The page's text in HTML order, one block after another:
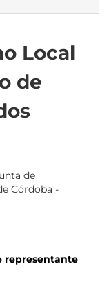
Local
de
de
Córdoba -
representante